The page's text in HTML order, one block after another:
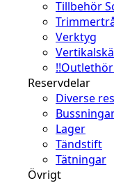
Tillbehör
Verktyg
Reservdelar
Diverse
Lager
Tändstift
Tätningar
Övrigt